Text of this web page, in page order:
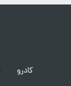
کادرو